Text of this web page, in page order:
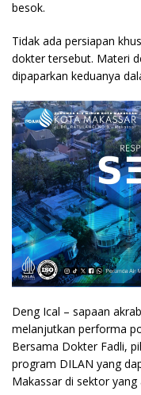
besok.
Tidak ada persiapan
dokter tersebut. Materi
dipaparkan keduanya
Deng Ical – sapaan
melanjutkan performa
Bersama Dokter Fadli,
program DILAN yang
Makassar di sektor